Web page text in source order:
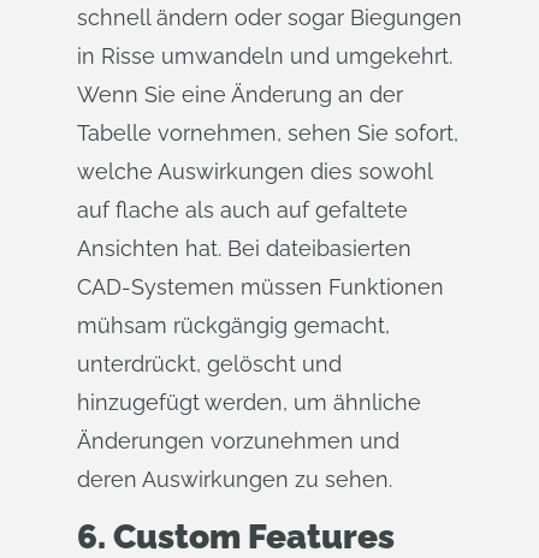
schnell ändern oder sogar Biegungen
in Risse umwandeln und umgekehrt.
Wenn Sie eine Änderung an der
Tabelle vornehmen, sehen Sie sofort,
welche Auswirkungen dies sowohl
auf flache als auch auf gefaltete
Ansichten hat. Bei dateibasierten
CAD-Systemen müssen Funktionen
mühsam rückgängig gemacht,
unterdrückt, gelöscht und
hinzugefügt werden, um ähnliche
Änderungen vorzunehmen und
deren Auswirkungen zu sehen.
6. Custom Features